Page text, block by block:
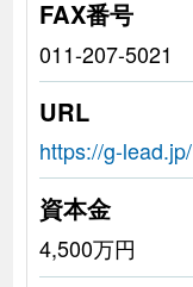
FAX番号
011-207-5021
URL
https://g-lead.jp/
資本金
4,500万円